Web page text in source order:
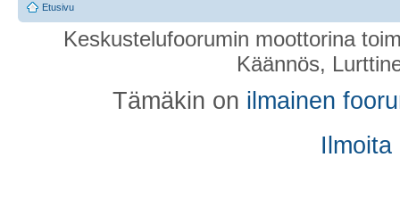
Etusivu
Keskustelufoorumin moottorina
Käännös,
Tämäkin on ilmainen